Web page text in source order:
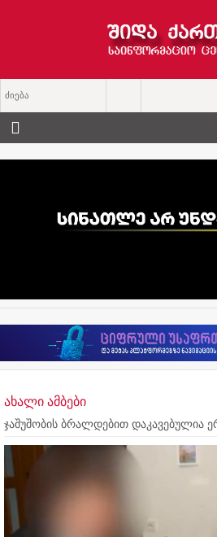
ახალი ამბები
ჯაშუშობის ბრალდებით დაკავებულია